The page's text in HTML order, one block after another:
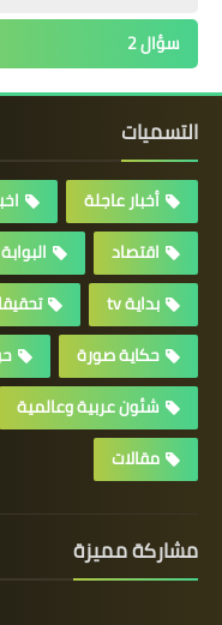
سؤال 2
التسميات
أخبار عاجلة
اقتصاد
بداية tv
حكاية صورة
شئون عربية وعالمية
مقالات
مشاركة مميزة